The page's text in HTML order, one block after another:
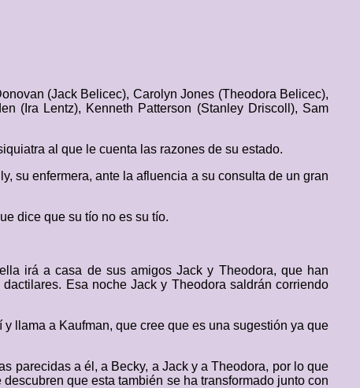
(Jack Belicec), Carolyn Jones (Theodora Belicec),
(Ira Lentz), Kenneth Patterson (Stanley Driscoll), Sam
al que le cuenta las razones de su estado.
su enfermera, ante la afluencia a su consulta de un gran
dice que su tío no es su tío.
irá a casa de sus amigos Jack y Theodora, que han
Esa noche Jack y Theodora saldrán corriendo
llama a Kaufman, que cree que es una sugestión ya que
parecidas a él, a Becky, a Jack y a Theodora, por lo que
que esta también se ha transformado junto con